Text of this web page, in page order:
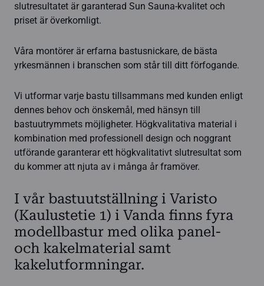
slutresultatet är garanterad Sun Sauna-kvalitet och
priset är överkomligt.
Våra montörer är erfarna bastusnickare, de bästa
yrkesmännen i branschen som står till ditt förfogande.
Vi utformar varje bastu tillsammans med kunden enligt
dennes behov och önskemål, med hänsyn till
bastuutrymmets möjligheter. Högkvalitativa material i
kombination med professionell design och noggrant
utförande garanterar ett högkvalitativt slutresultat som
du kommer att njuta av i många år framöver.
I vår bastuutställning i Varisto
(Kaulustetie 1) i Vanda finns fyra
modellbastur med olika panel-
och kakelmaterial samt
kakelutformningar.